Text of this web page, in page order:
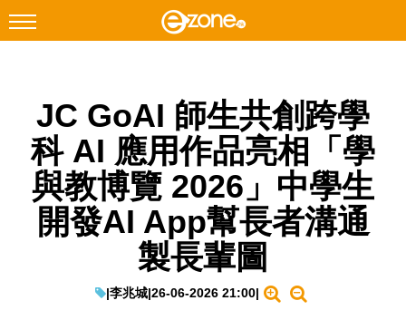
Facebook Instagram
科技焦點
網絡生活
遊戲動漫
JC GoAI 師生共創跨學
科 AI 應用作品亮相「學
與教博覽 2026」中學生
開發AI App幫長者溝通
製長輩圖
|李兆城|26-06-2026 21:00|